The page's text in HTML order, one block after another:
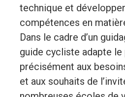
technique et
compétences en
Dans le cadre d’un
guide cycliste adapte
précisément aux
et aux souhaits de